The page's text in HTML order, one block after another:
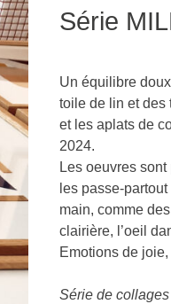
Série
Un équilibre
toile de lin et
et les aplats de
2024.
Les oeuvres
les passe-
main, comme
clairière, l’oeil
Emotions de
Série de